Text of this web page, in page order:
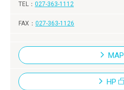
027-363-1112
027-363-1126
MAP
HP